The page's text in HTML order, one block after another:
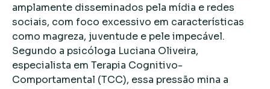
amplamente disseminados pela mídia e redes
sociais, com foco excessivo em características
como magreza, juventude e pele impecável.
Segundo a psicóloga Luciana Oliveira,
especialista em Terapia Cognitivo-
Comportamental (TCC), essa pressão mina a